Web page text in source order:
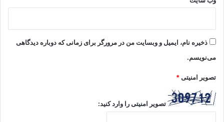
ذخیره نام، ایمیل و وبسایت من در مرورگر برای زمانی که دوباره دیدگاهی
می‌نویسم.
تصویر امنیتی*
تصویر امنیتی را وارد کنید: